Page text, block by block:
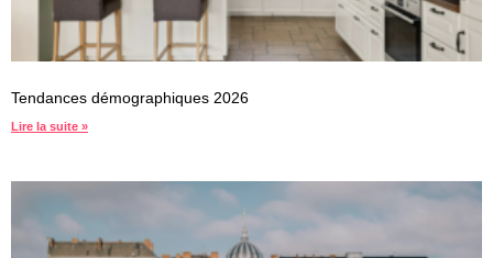
Tendances démographiques 2026
Lire la suite »